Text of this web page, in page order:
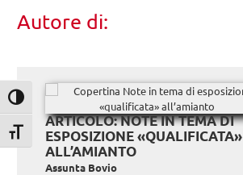
Attiva/disattiva alto contrasto
Attiva/disattiva dimensione testo
Autore di:
ARTICOLO: NOTE IN TEMA DI
ESPOSIZIONE «QUALIFICATA»
ALL’AMIANTO
Assunta Bovio